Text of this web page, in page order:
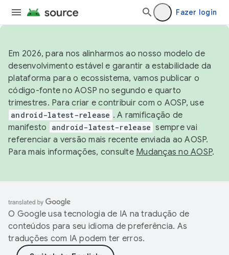
Fazer login
Em 2026, para nos alinharmos ao nosso modelo de
desenvolvimento estável e garantir a estabilidade da
plataforma para o ecossistema, vamos publicar o
código-fonte no AOSP no segundo e quarto
trimestres. Para criar e contribuir com o AOSP, use
android-latest-release . A ramificação de
manifesto
android-latest-release sempre vai
referenciar a versão mais recente enviada ao AOSP.
Para mais informações, consulte Mudanças no AOSP.
O Google usa tecnologia de IA na tradução de
conteúdos para seu idioma de preferência. As
traduções com IA podem ter erros.